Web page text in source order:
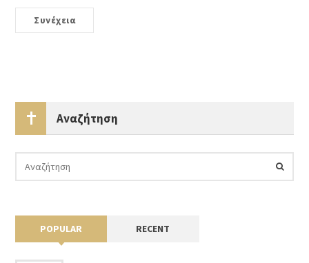
Συνέχεια
Αναζήτηση
POPULAR RECENT